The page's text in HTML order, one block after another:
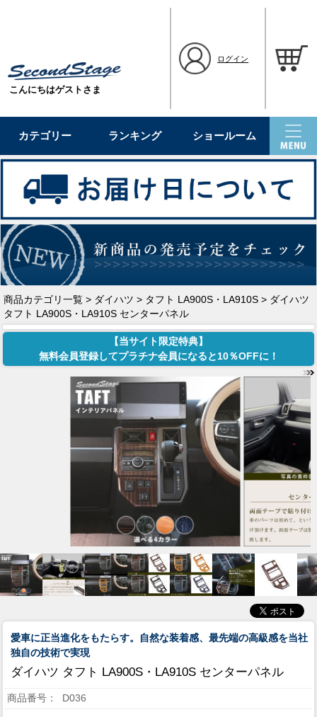
こんにちはゲストさま
ログイン
カテゴリー ランキング ショールーム
商品カテゴリ一覧 > ダイハツ > タフト LA900S・LA910S > ダイハツ
タフト LA900S・LA910S センターパネル
【当サイト限定特典】
無料会員登録してプラチナ会員になると10％OFFに！
愛車に正当進化をもたらす。自然な装着感、最先端の高級感を当社
独自の技術で実現
ダイハツ タフト LA900S・LA910S センターパネル
D036